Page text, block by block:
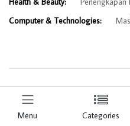
Menu Categories
Computer & Technologies:
© 2026